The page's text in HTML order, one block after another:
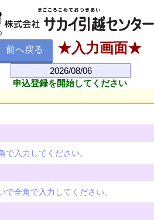
前へ戻る ★入力画面★
申込登録を開始してください
入力してください。
全角で入力してください。